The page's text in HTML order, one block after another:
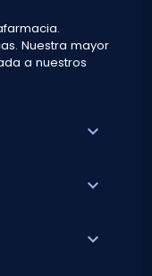
Nuestra mayor
a nuestros
expand_more
expand_more
expand_more